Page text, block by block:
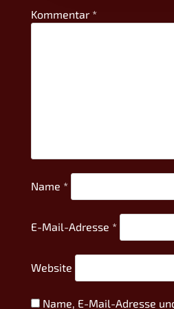
Kommentar *
Name *
E-Mail-Adresse *
Website
Name, E-Mail-Adresse